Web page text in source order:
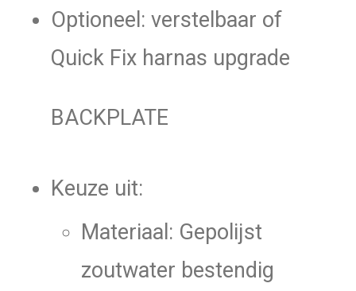
Optioneel: verstelbaar of
Quick Fix harnas upgrade
BACKPLATE
Keuze uit:
Materiaal: Gepolijst
zoutwater bestendig